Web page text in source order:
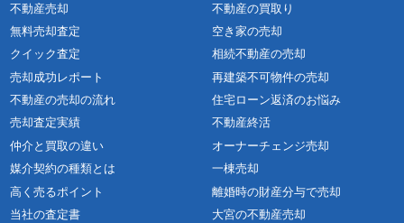
不動産売却
無料売却査定
クイック査定
売却成功レポート
不動産の売却の流れ
売却査定実績
仲介と買取の違い
媒介契約の種類とは
高く売るポイント
当社の査定書
不動産の買取り
空き家の売却
相続不動産の売却
再建築不可物件の売却
住宅ローン返済のお悩み
不動産終活
オーナーチェンジ売却
一棟売却
離婚時の財産分与で売却
大宮の不動産売却